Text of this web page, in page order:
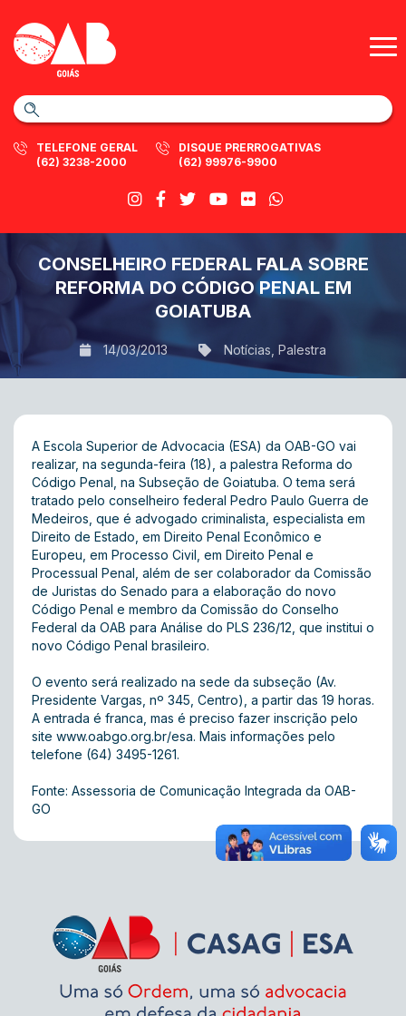
TELEFONE GERAL
(62) 3238-2000
DISQUE PRERROGATIVAS
(62) 99976-9900
CONSELHEIRO FEDERAL FALA SOBRE
REFORMA DO CÓDIGO PENAL EM
GOIATUBA
14/03/2013 Notícias Palestra
A Escola Superior de Advocacia (ESA) da OAB-GO vai
realizar, na segunda-feira (18), a palestra Reforma do
Código Penal, na Subseção de Goiatuba. O tema será
tratado pelo conselheiro federal Pedro Paulo Guerra de
Medeiros, que é advogado criminalista, especialista em
Direito de Estado, em Direito Penal Econômico e
Europeu, em Processo Civil, em Direito Penal e
Processual Penal, além de ser colaborador da Comissão
de Juristas do Senado para a elaboração do novo
Código Penal e membro da Comissão do Conselho
Federal da OAB para Análise do PLS 236/12, que institui o
novo Código Penal brasileiro.
O evento será realizado na sede da subseção (Av.
Presidente Vargas, nº 345, Centro), a partir das 19 horas.
A entrada é franca, mas é preciso fazer inscrição pelo
site www.oabgo.org.br/esa. Mais informações pelo
telefone (64) 3495-1261.
Fonte: Assessoria de Comunicação Integrada da OAB-
GO